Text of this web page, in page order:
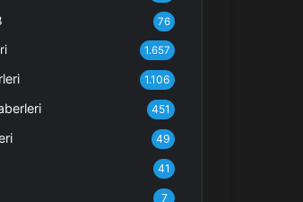
76
1.657
1.106
451
49
41
7